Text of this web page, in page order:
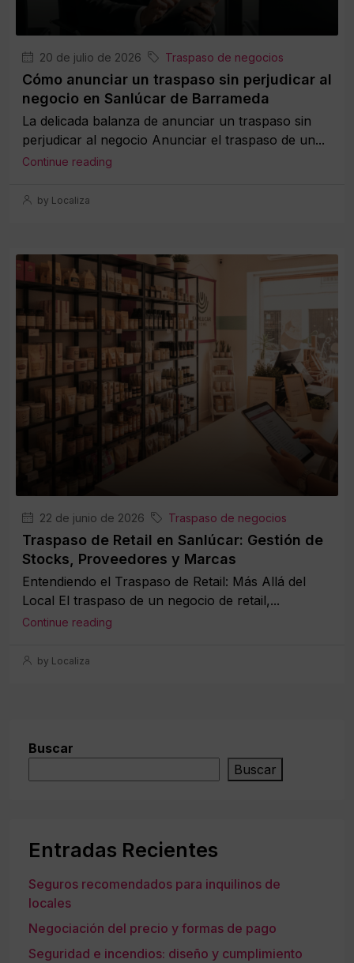
20 de julio de 2026 Traspaso de negocios
Cómo anunciar un traspaso sin perjudicar al
negocio en Sanlúcar de Barrameda
La delicada balanza de anunciar un traspaso sin
perjudicar al negocio Anunciar el traspaso de un...
Continue reading
by Localiza
22 de junio de 2026 Traspaso de negocios
Traspaso de Retail en Sanlúcar: Gestión de
Stocks, Proveedores y Marcas
Entendiendo el Traspaso de Retail: Más Allá del
Local El traspaso de un negocio de retail,...
Continue reading
by Localiza
Buscar
Buscar
Entradas Recientes
Seguros recomendados para inquilinos de
locales
Negociación del precio y formas de pago
Seguridad e incendios: diseño y cumplimiento